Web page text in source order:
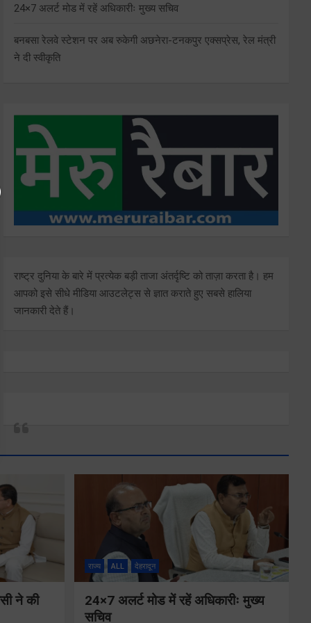
24×7 अलर्ट मोड में रहें अधिकारीः मुख्य सचिव
बनबसा रेलवे स्टेशन पर अब रुकेगी अछनेरा-टनकपुर एक्सप्रेस, रेल मंत्री
ने दी स्वीकृति
राष्ट्र दुनिया के बारे में प्रत्येक बड़ी ताजा अंतर्दृष्टि को ताज़ा करता है। हम
आपको इसे सीधे मीडिया आउटलेट्स से ज्ञात कराते हुए सबसे हालिया
जानकारी देते हैं।
ने की
राज्य ALL देहरादून
24×7 अलर्ट मोड में रहें अधिकारीः मुख्य
सचिव